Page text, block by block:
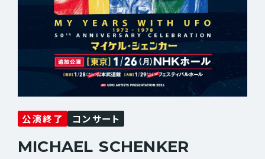
公演終了 コンサート
MICHAEL SCHENKER